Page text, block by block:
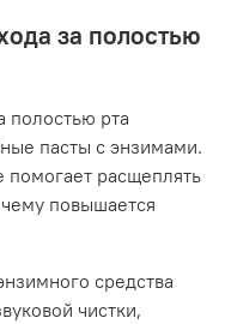
за полостью
полостью рта
пасты с энзимами.
помогает расщеплять
повышается
средства
чистки,